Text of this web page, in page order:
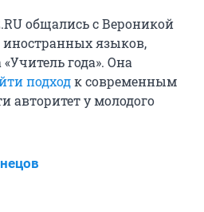
общались с Вероникой
языков,
года». Она
подходк современным
авторитет у молодого